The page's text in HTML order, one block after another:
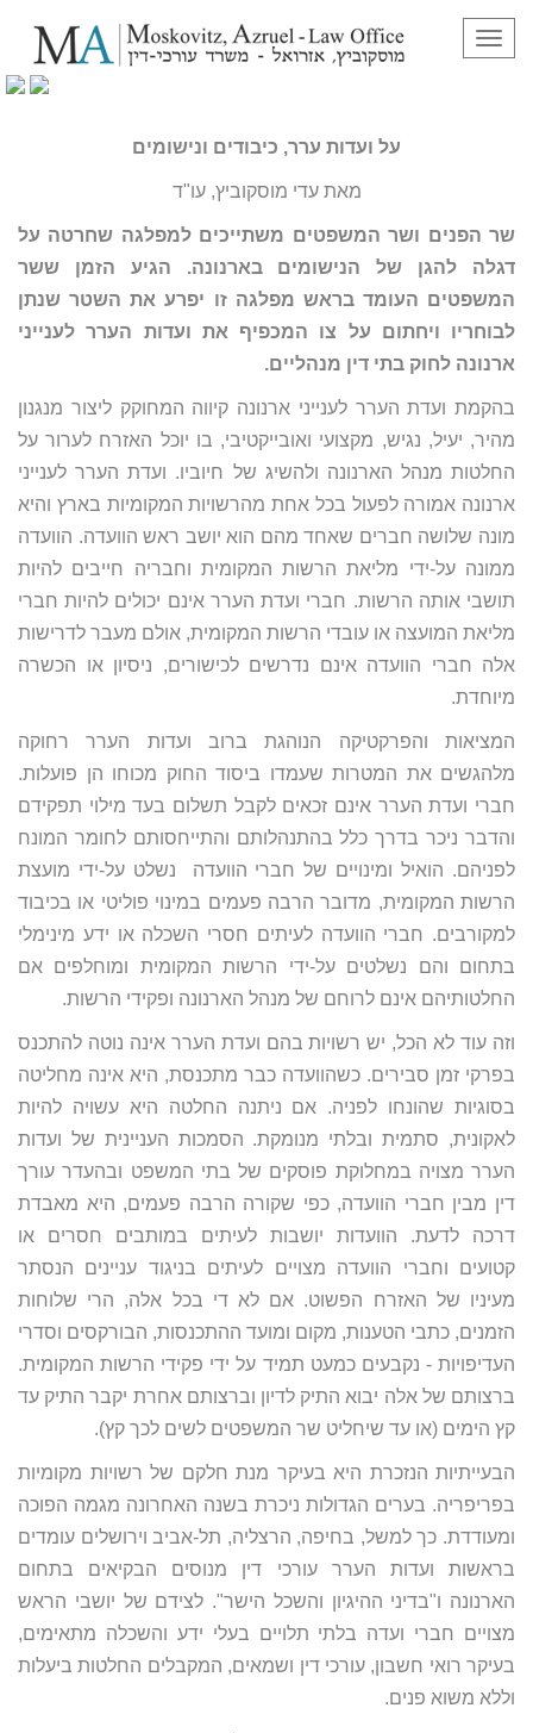
תפריט
על ועדות ערר, כיבודים ונישומים
על ועדות ערר, כיבודים ונישומים
מאת עדי מוסקוביץ, עו"ד
שר הפנים ושר המשפטים משתייכים למפלגה שחרטה על
דגלה להגן של הנישומים בארנונה. הגיע הזמן ששר
המשפטים העומד בראש מפלגה זו יפרע את השטר שנתן
לבוחריו ויחתום על צו המכפיף את ועדות הערר לענייני
ארנונה לחוק בתי דין מנהליים.
בהקמת ועדת הערר לענייני ארנונה קיווה המחוקק ליצור מנגנון
מהיר, יעיל, נגיש, מקצועי ואובייקטיבי, בו יוכל האזרח לערור על
החלטות מנהל הארנונה ולהשיג של חיוביו. ועדת הערר לענייני
ארנונה אמורה לפעול בכל אחת מהרשויות המקומיות בארץ והיא
מונה שלושה חברים שאחד מהם הוא יושב ראש הוועדה. הוועדה
ממונה על-ידי מליאת הרשות המקומית וחבריה חייבים להיות
תושבי אותה הרשות. חברי ועדת הערר אינם יכולים להיות חברי
מליאת המועצה או עובדי הרשות המקומית, אולם מעבר לדרישות
אלה חברי הוועדה אינם נדרשים לכישורים, ניסיון או הכשרה
מיוחדת.
המציאות והפרקטיקה הנוהגת ברוב ועדות הערר רחוקה
מלהגשים את המטרות שעמדו ביסוד החוק מכוחו הן פועלות.
חברי ועדת הערר אינם זכאים לקבל תשלום בעד מילוי תפקידם
והדבר ניכר בדרך כלל בהתנהלותם והתייחסותם לחומר המונח
לפניהם. הואיל ומינויים של חברי הוועדה נשלט על-ידי מועצת
הרשות המקומית, מדובר הרבה פעמים במינוי פוליטי או בכיבוד
למקורבים. חברי הוועדה לעיתים חסרי השכלה או ידע מינימלי
בתחום והם נשלטים על-ידי הרשות המקומית ומוחלפים אם
החלטותיהם אינם לרוחם של מנהל הארנונה ופקידי הרשות.
וזה עוד לא הכל, יש רשויות בהם ועדת הערר אינה נוטה להתכנס
בפרקי זמן סבירים. כשהוועדה כבר מתכנסת, היא אינה מחליטה
בסוגיות שהונחו לפניה. אם ניתנה החלטה היא עשויה להיות
לאקונית, סתמית ובלתי מנומקת. הסמכות העניינית של ועדות
הערר מצויה במחלוקת פוסקים של בתי המשפט ובהעדר עורך
דין מבין חברי הוועדה, כפי שקורה הרבה פעמים, היא מאבדת
דרכה לדעת. הוועדות יושבות לעיתים במותבים חסרים או
קטועים וחברי הוועדה מצויים לעיתים בניגוד עניינים הנסתר
מעיניו של האזרח הפשוט. אם לא די בכל אלה, הרי שלוחות
הזמנים, כתבי הטענות, מקום ומועד ההתכנסות, הבורקסים וסדרי
העדיפויות - נקבעים כמעט תמיד על ידי פקידי הרשות המקומית.
ברצותם של אלה יבוא התיק לדיון וברצותם אחרת יקבר התיק עד
קץ הימים (או עד שיחליט שר המשפטים לשים לכך קץ).
הבעייתיות הנזכרת היא בעיקר מנת חלקם של רשויות מקומיות
בפריפריה. בערים הגדולות ניכרת בשנה האחרונה מגמה הפוכה
ומעודדת. כך למשל, בחיפה, הרצליה, תל-אביב וירושלים עומדים
בראשות ועדות הערר עורכי דין מנוסים הבקיאים בתחום
הארנונה ו"בדיני ההיגיון והשכל הישר". לצידם של יושבי הראש
מצויים חברי ועדה בלתי תלויים בעלי ידע והשכלה מתאימים,
בעיקר רואי חשבון, עורכי דין ושמאים, המקבלים החלטות ביעלות
וללא משוא פנים.